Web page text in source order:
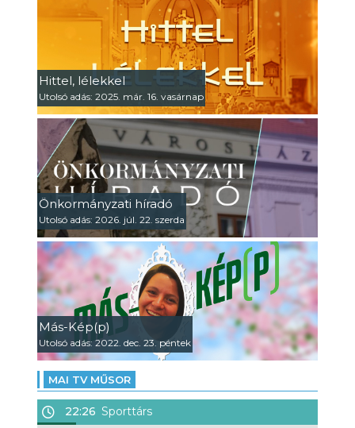
Hittel, lélekkel
Utolsó adás: 2025. már. 16. vasárnap
Önkormányzati híradó
Utolsó adás: 2026. júl. 22. szerda
Más-Kép(p)
Utolsó adás: 2022. dec. 23. péntek
MAI TV MŰSOR
22:26 Sporttárs